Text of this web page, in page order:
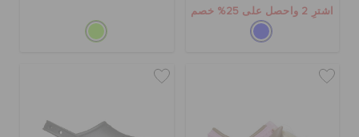
اشترِ 2 واحصل على 25% خصم